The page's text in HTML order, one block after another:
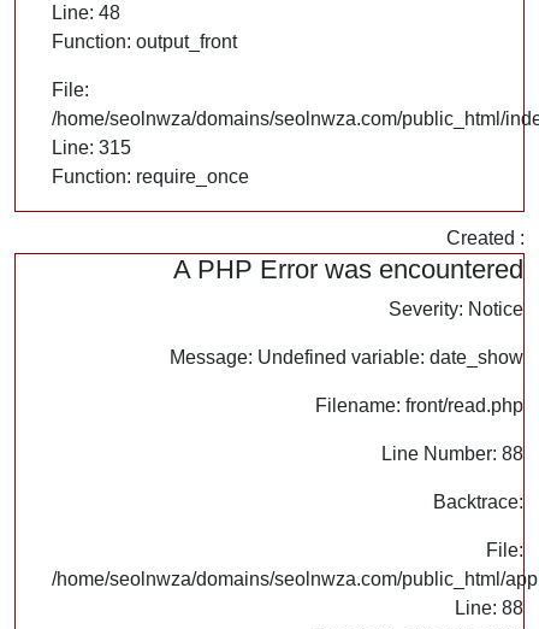
Line: 48
Function: output_front
File:
/home/seolnwza/domains/seolnwza.com/public_html/
Line: 315
Function: require_once
Created :
A PHP Error was encountered
Severity: Notice
Message: Undefined variable: date_show
Filename: front/read.php
Line Number: 88
Backtrace:
File:
/home/seolnwza/domains/seolnwza.com/public_html/
Line: 88